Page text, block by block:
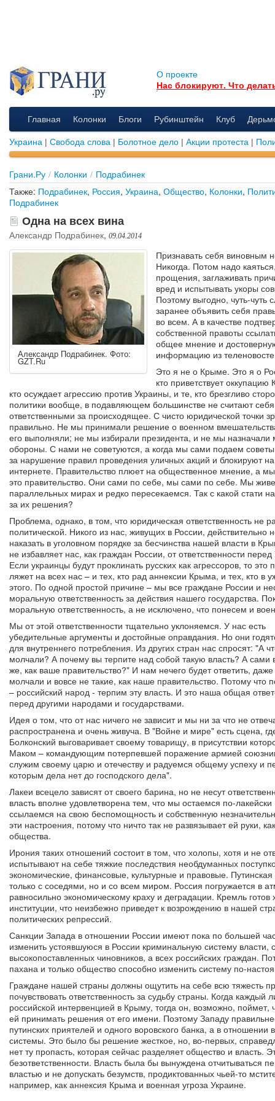
О проекте
Нас блокируют. Что
Главная Колонки Блоги Рубинштейн Клуб
Украина | Свобода слова | Болотное дело | Акции протеста |
Грани.Ру / Колонки / Подрабинек
Также: Подрабинек, Россия, Украина, Общество, Колонки,
Подрабинек
Одна на всех вина
Александр Подрабинек, 09.04.2014
Александр Подрабинек. Фото:
GZT.Ru
Признавать себя виновным
Никогда. Потом надо
прощения, заглаживать
вред и испытывать укоры
Поэтому выгодно, чуть-чуть
заранее объявить себя
во всем. А в качестве
собственной правоты
общее мнение и
информацию из
Это я не о Крыме. Это я о
кто приветствует
кто осуждает агрессию против Украины, и те, кто брезгливо
политики вообще, в подавляющем большинстве не считают себя
ответственными за происходящее. С чисто юридической точки
правильно. Не мы принимали решение о военном
его выполняли; не мы избирали президента, и не мы назначали
обороны. С нами не советуются, а когда мы сами подаем
за нарушение правил проведения уличных акций и блокируют
интернете. Правительство плюет на общественное мнение, а
это правительство. Они сами по себе, мы сами по себе. Мы
параллельных мирах и редко пересекаемся. Так с какой стати
за их решения?
Проблема, однако, в том, что юридическая ответственность не
политической. Никого из нас, живущих в России, действительно
наказать в уголовном порядке за бесчинства нашей власти в
не избавляет нас, как граждан России, от ответственности
Если украинцы будут проклинать русских как агрессоров, то это
ляжет на всех нас – и тех, кто рад аннексии Крыма, и тех, кто в
этого. По одной простой причине – мы все граждане России и
моральную ответственность за действия нашего государства.
моральную ответственность, а не исключено, что понесем и
Мы от этой ответственности тщательно уклоняемся. У нас есть
убедительные аргументы и достойные оправдания. Но они
для внутреннего потребления. Из других стран нас спросят: "А
молчали? А почему вы терпите над собой такую власть? А сами
же, как ваше правительство?" И нам нечего будет ответить,
молчали и вовсе не такие, как наше правительство. Потому что
– российский народ - терпим эту власть. И это наша общая
перед другими народами и государствами.
Идея о том, что от нас ничего не зависит и мы ни за что не
распространена и очень живуча. В "Войне и мире" есть сцена,
Болконский выговаривает своему товарищу, в присутствии
Маком – командующим потерпевшей поражение армией
служим своему царю и отечеству и радуемся общему успеху и
которым дела нет до господского дела".
Лакеи всецело зависят от своего барина, но не несут
власть вполне удовлетворена тем, что мы остаемся по-
ссылаемся на свою беспомощность и собственную
эти настроения, потому что ничто так не развязывает ей руки,
общества.
Ирония таких отношений состоит в том, что холопы, хотя и не
испытывают на себе тяжкие последствия необдуманных
экономические, финансовые, культурные и правовые.
только с соседями, но и со всем миром. Россия погружается в
равносильно экономическому краху и деградации. Кремль
институции, что неизбежно приведет к возрождению в нашей
политических репрессий.
Санкции Запада в отношении России имеют пока по большей
изменить устоявшуюся в России криминальную систему власти,
высокопоставленных чиновников, а всех российских граждан.
пахана и только общество способно изменить систему по-
Граждане нашей страны должны ощутить на себе всю тяжесть
почувствовать ответственность за судьбу страны. Когда
российской интервенцией в Крыму, тогда он, возможно, поймет,
ей принимать решения от его имени. Поэтому Западу
путинских приятелей и одного воровского банка, а в
системы. Это было бы решение жесткое, но, во-первых,
нет ту пропасть, которая сейчас разделяет общество и
безответственности. Власть была бы вынуждена отчитываться
властью и не допускать безумств, продиктованных чьей-то
например, как аннексия Крыма и военная угроза Украине.